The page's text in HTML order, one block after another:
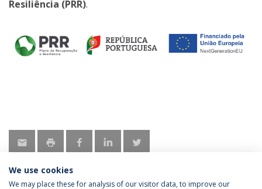
Resiliência (PRR).
We use cookies
We may place these for analysis of our visitor data, to improve our